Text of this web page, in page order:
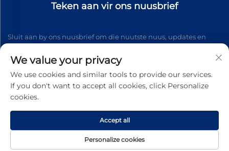
Teken aan vir ons nuusbrief
Sluit aan by ons nuusbrief om die nuutste nuus, updates en
Teken aan
Kopiereg © 2026 Wenzhou Tyhe Motor Co.,ltd. Alle regte
Persoonlike Gegevensbeleid
We value your privacy
We use cookies and similar tools to provide our services.
If you don't want to accept all cookies, click Personalize
cookies.
Personalize cookies
Accept all